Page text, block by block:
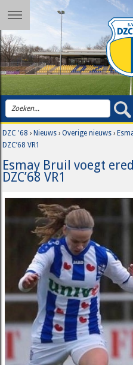
DZC '68 ›Nieuws ›Overige nieuws ›
DZC’68 VR1
Esmay Bruil voegt
DZC’68 VR1